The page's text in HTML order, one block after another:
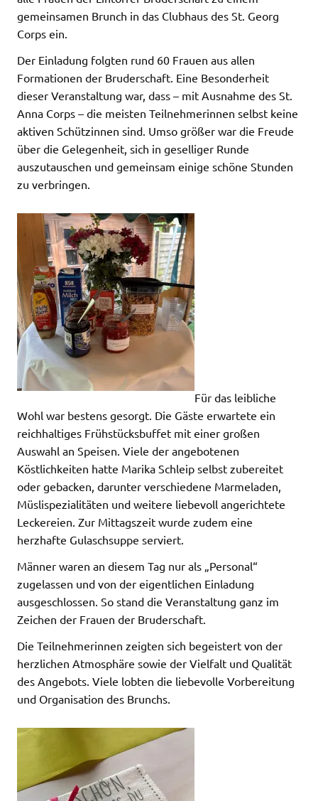
gemeinsamen Brunch in das Clubhaus des St. Georg
Corps ein.
Der Einladung folgten rund 60 Frauen aus allen
Formationen der Bruderschaft. Eine Besonderheit
dieser Veranstaltung war, dass – mit Ausnahme des St.
Anna Corps – die meisten Teilnehmerinnen selbst keine
aktiven Schützinnen sind. Umso größer war die Freude
über die Gelegenheit, sich in geselliger Runde
auszutauschen und gemeinsam einige schöne Stunden
zu verbringen.
Für das leibliche
Wohl war bestens gesorgt. Die Gäste erwartete ein
reichhaltiges Frühstücksbuffet mit einer großen
Auswahl an Speisen. Viele der angebotenen
Köstlichkeiten hatte Marika Schleip selbst zubereitet
oder gebacken, darunter verschiedene Marmeladen,
Müslispezialitäten und weitere liebevoll angerichtete
Leckereien. Zur Mittagszeit wurde zudem eine
herzhafte Gulaschsuppe serviert.
Männer waren an diesem Tag nur als „Personal“
zugelassen und von der eigentlichen Einladung
ausgeschlossen. So stand die Veranstaltung ganz im
Zeichen der Frauen der Bruderschaft.
Die Teilnehmerinnen zeigten sich begeistert von der
herzlichen Atmosphäre sowie der Vielfalt und Qualität
des Angebots. Viele lobten die liebevolle Vorbereitung
und Organisation des Brunchs.